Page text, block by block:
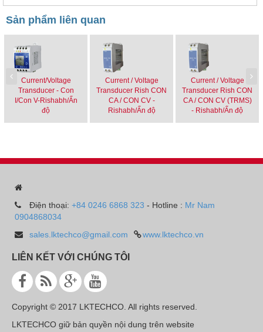
Sản phẩm liên quan
Current/Voltage
Transducer - Con
I/Con V-Rishabh/Ấn
độ
Current / Voltage
Transducer Rish CON
CA / CON CV -
Rishabh/Ấn độ
Current / Voltage
Transducer Rish CON
CA / CON CV (TRMS)
- Rishabh/Ấn độ
Điện thoại: +84 0246 6868 323 - Hotline : Mr Nam
0904868034
sales.lktechco@gmail.com
www.lktechco.vn
LIÊN KẾT VỚI CHÚNG TÔI
Copyright © 2017 LKTECHCO. All rights reserved.
LKTECHCO giữ bản quyền nội dung trên website